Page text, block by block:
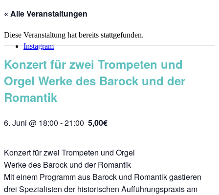
Instagram
« Alle Veranstaltungen
Diese Veranstaltung hat bereits stattgefunden.
Konzert für zwei Trompeten und
Orgel Werke des Barock und der
Romantik
6. Juni @ 18:00 -21:00 5,00€
Konzert für zwei Trompeten und Orgel
Werke des Barock und der Romantik
Mit einem Programm aus Barock und Romantik gastieren
drei Spezialisten der historischen Aufführungspraxis am